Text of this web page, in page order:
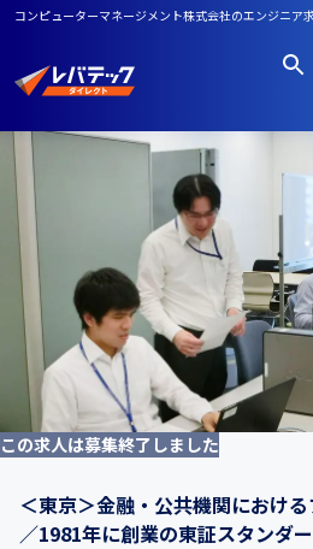
コンピューターマネージメント株式会社のエンジニ
この求人は募集終了しました
＜東京＞金融・公共機関におけ
／1981年に創業の東証スタンダ